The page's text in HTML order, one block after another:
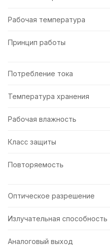
Рабочая температура
Принцип работы
Потребление тока
Температура хранения
Рабочая влажность
Класс защиты
Повторяемость
Оптическое разрешение
Излучательная способность
Аналоговый выход